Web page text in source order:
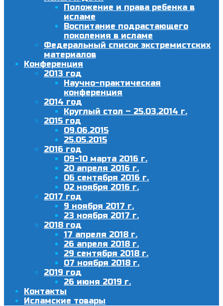
Положение и права ребенка в
исламе
Воспитание подрастающего
поколения в исламе
Федеральный список экстремистских
материалов
Конференция
2013 год
Научно-практическая
конференция
2014 год
Круглый стол – 25.03.2014 г.
2015 год
09.06.2015
25.05.2015
2016 год
09-10 марта 2016 г.
20 апреля 2016 г.
06 сентября 2016 г.
02 ноября 2016 г.
2017 год
9 ноября 2017 г.
23 ноября 2017 г.
2018 год
17 апреля 2018 г.
26 апреля 2018 г.
29 сентября 2018 г.
07 ноября 2018 г.
2019 год
26 июня 2019 г.
Контакты
Исламские товары